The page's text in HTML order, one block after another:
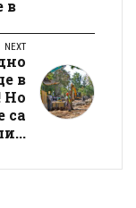
в
NEXT
в
Но
са